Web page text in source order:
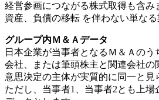
経営参画につながる株式取得も含み
資産、負債の移転 を伴わない単なる
グループ内Ｍ＆Ａデータ
日本企業が当事者となるＭ＆Ａの
会社、または筆頭株主と関連会社の
意思決定の主体が実質的に同一と見
ただし、当事者1、当事者2とも上場